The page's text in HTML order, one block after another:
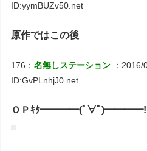
ID:yymBUZv50.net
原作ではこの後
176：名無しステーション
：
ID:GvPLnhjJ0.net
ＯＰｷﾀ━━━━(ﾟ∀ﾟ